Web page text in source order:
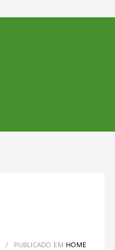
/ PUBLICADO EM HOME